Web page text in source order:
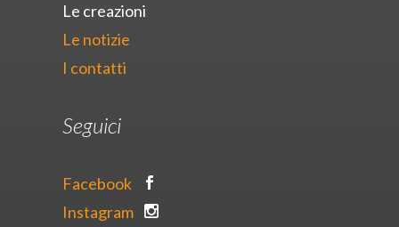
Le creazioni
Le notizie
I contatti
Seguici
Facebook
Instagram